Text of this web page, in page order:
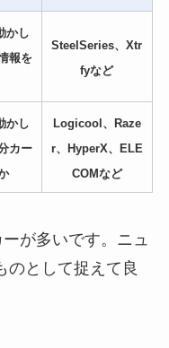
かし
報を
SteelSeries、Xtr
fyなど
かし
カー
Logicool、Raze
r、HyperX、ELE
COMなど
が多いです。ニュ
のとして捉えて良